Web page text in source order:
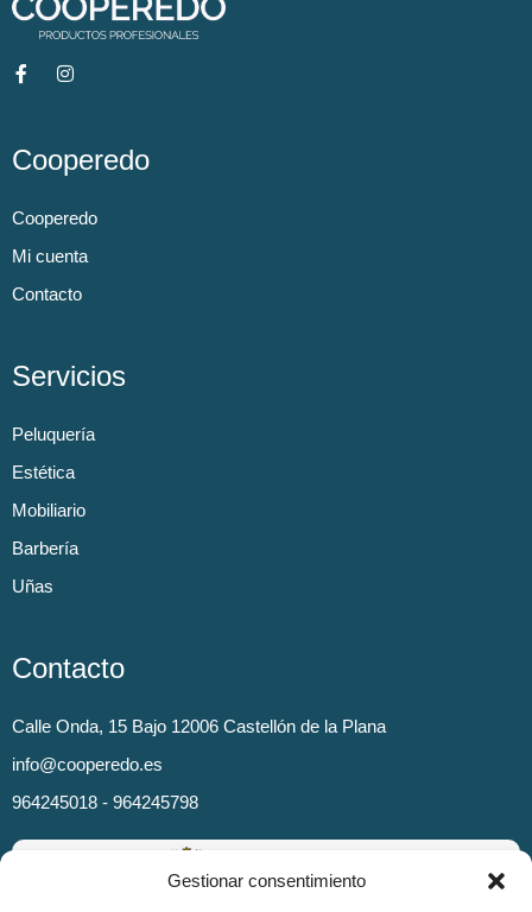
Gestionar consentimiento
Cooperedo
Cooperedo
Mi cuenta
Contacto
Servicios
Peluquería
Estética
Mobiliario
Barbería
Uñas
Contacto
Calle Onda, 15 Bajo 12006 Castellón de la Plana
info@cooperedo.es
964245018 - 964245798